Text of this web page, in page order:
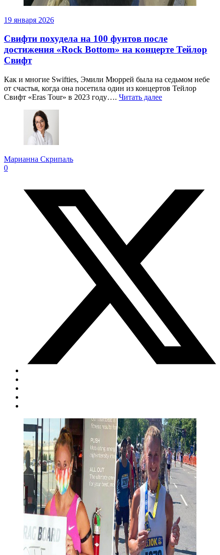
19 января 2026
Свифти похудела на 100 фунтов после
достижения «Rock Bottom» на концерте Тейлор
Свифт
Как и многие Swifties, Эмили Мюррей была на седьмом небе
от счастья, когда она посетила один из концертов Тейлор
Свифт «Eras Tour» в 2023 году…. Читать далее
Марианна Скрипаль
0